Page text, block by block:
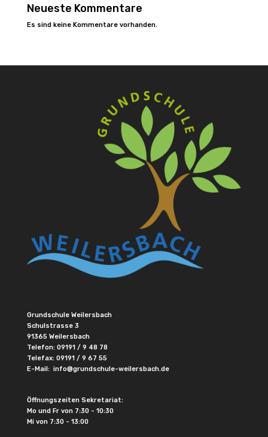
Neueste Kommentare
Es sind keine Kommentare vorhanden.
Grundschule Weilersbach
Schulstrasse 3
91365 Weilersbach
Telefon: 09191 / 9 48 78
Telefax: 09191 / 9 67 55
E-Mail: info@grundschule-weilersbach.de
Öffnungszeiten Sekretariat:
Mo und Fr von 7:30 - 10:30
Mi von 7:30 - 13:00